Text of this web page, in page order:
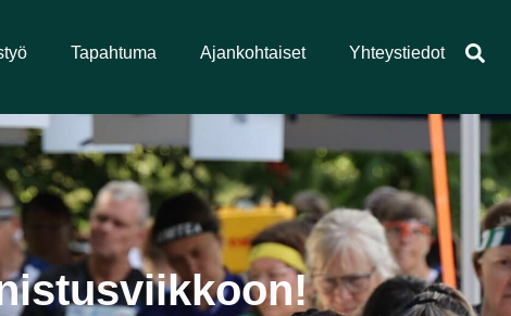
Tapahtuma Ajankohtaiset Yhteystiedot